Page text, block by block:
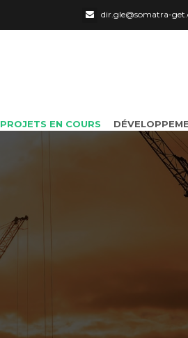
dir.gle@somatra-
PROJETS EN COURS